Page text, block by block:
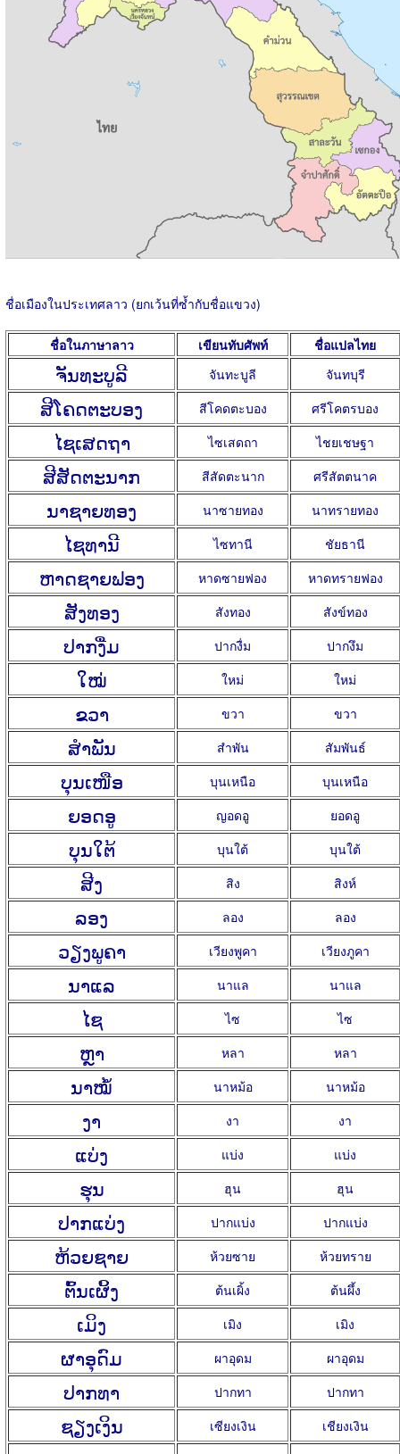
ชื่อเมืองในประเทศลาว (ยกเว้นที่ซ้ำกับชื่อแขวง)
ชื่อในภาษาลาว เขียนทับศัพท์ ชื่อแปลไทย
ຈັນທະບູລີ จันทะบูลี จันทบุรี
ສີໂຄດຕະບອງ สีโคดตะบอง ศรีโคตรบอง
ໄຊເສດຖາ ไซเสดถา ไชยเชษฐา
ສີສັດຕະນາກ สีสัดตะนาก ศรีสัตตนาค
ນາຊາຍທອງ นาซายทอง นาทรายทอง
ໄຊທານີ ไซทานี ชัยธานี
ຫາດຊາຍຟອງ หาดซายฟอง หาดทรายฟอง
ສັງທອງ สังทอง สังข์ทอง
ປາກງື່ມ ปากงื่ม ปากงึม
ໃໝ່ ใหม่ ใหม่
ຂວາ ขวา ขวา
ສຳພັນ สำพัน สัมพันธ์
ບຸນເໜືອ บุนเหนือ บุนเหนือ
ຍອດອູ ญอดอู ยอดอู
ບຸນໃຕ້ บุนใต้ บุนใต้
ສີງ สิง สิงห์
ລອງ ลอง ลอง
ວຽງພູຄາ เวียงพูคา เวียงภูคา
ນາແລ นาแล นาแล
ໄຊ ไซ ไซ
ຫຼາ หลา หลา
ນາໝໍ້ นาหม้อ นาหม้อ
ງາ งา งา
ແບ່ງ แบ่ง แบ่ง
ຮຸນ ฮุน ฮุน
ປາກແບ່ງ ปากแบ่ง ปากแบ่ง
ຫ້ວຍຊາຍ ห้วยซาย ห้วยทราย
ຕົ້ນເຜິ້ງ ต้นเผิ้ง ต้นผึ้ง
ເມິງ เมิง เมิง
ຜາອຸດົມ ผาอุดม ผาอุดม
ປາກທາ ปากทา ปากทา
ຊຽງເງິນ เซียงเงิน เชียงเงิน